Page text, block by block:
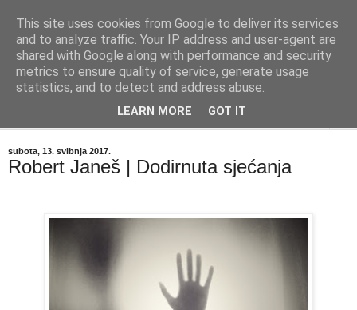
"Kvaka"
Časopis za književnost ISSN 2459-5632
subota, 13. svibnja 2017.
Robert Janeš | Dodirnuta sjećanja
This site uses cookies from Google to deliver its services
and to analyze traffic. Your IP address and user-agent are
shared with Google along with performance and security
metrics to ensure quality of service, generate usage
statistics, and to detect and address abuse.
LEARN MORE GOT IT